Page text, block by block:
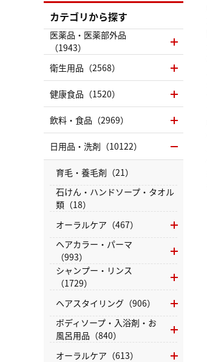
カテゴリから探す
医薬品・医薬部外品
（1943）
衛生用品（2568）
健康食品（1520）
飲料・食品（2969）
日用品・洗剤（10122）
育毛・養毛剤（21）
石けん・ハンドソープ・タオル
類（18）
オーラルケア（467）
ヘアカラー・パーマ
（993）
シャンプー・リンス
（1729）
ヘアスタイリング（906）
ボディソープ・入浴剤・お
風呂用品（840）
オーラルケア（613）